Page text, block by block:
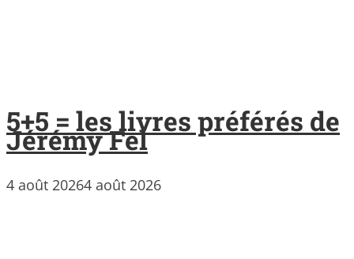
5+5 = les livres préférés de
Jérémy Fel
4 août 20264 août 2026